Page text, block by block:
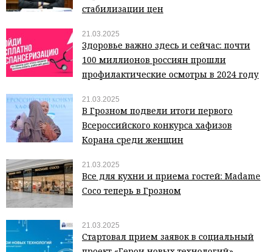
стабилизации цен
21.03.2025
Здоровье важно здесь и сейчас: почти
100 миллионов россиян прошли
профилактические осмотры в 2024 году
21.03.2025
В Грозном подвели итоги первого
Всероссийского конкурса хафизов
Корана среди женщин
21.03.2025
Все для кухни и приема гостей: Madame
Coco теперь в Грозном
21.03.2025
Стартовал прием заявок в социальный